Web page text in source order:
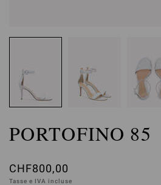
PORTOFINO 85
CHF800,00
Tasse e IVA incluse